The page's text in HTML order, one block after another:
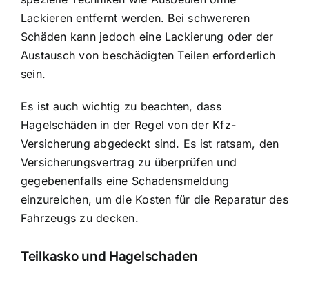
Lackieren entfernt werden. Bei schwereren
Schäden kann jedoch eine Lackierung oder der
Austausch von beschädigten Teilen erforderlich
sein.
Es ist auch wichtig zu beachten, dass
Hagelschäden in der Regel von der Kfz-
Versicherung abgedeckt sind. Es ist ratsam, den
Versicherungsvertrag zu überprüfen und
gegebenenfalls eine Schadensmeldung
einzureichen, um die Kosten für die Reparatur des
Fahrzeugs zu decken.
Teilkasko und Hagelschaden